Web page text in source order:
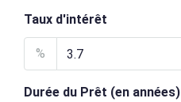
Taux d'intérêt
%
Durée du Prêt (en années)